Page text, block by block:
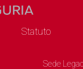
Statuto
Sede